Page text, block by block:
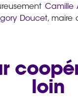
Camille
Doucet, maire
loin